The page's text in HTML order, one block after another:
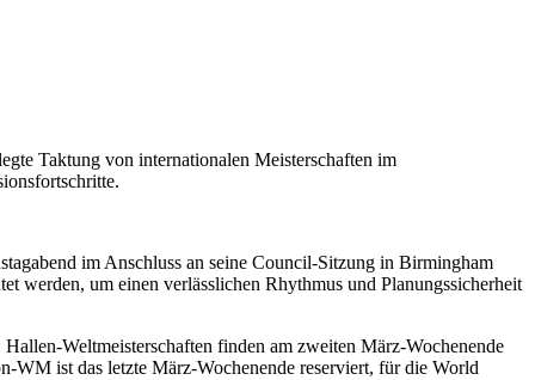
Taktung von internationalen Meisterschaften im
im Anschluss an seine Council-Sitzung in Birmingham
werden, um einen verlässlichen Rhythmus und Planungssicherheit
Weltmeisterschaften finden am zweiten März-Wochenende
WM ist das letzte März-Wochenende reserviert, für die World